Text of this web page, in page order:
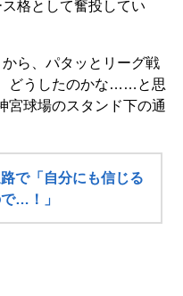
格として奮投してい
ら、パタッとリーグ戦
どうしたのかな……と思
宮球場のスタンド下の通
で「自分にも信じる
…！」